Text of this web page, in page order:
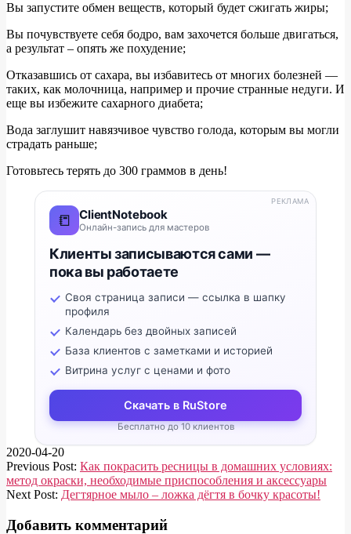
Вы запустите обмен веществ, который будет сжигать жиры;
Вы почувствуете себя бодро, вам захочется больше двигаться,
а результат – опять же похудение;
Отказавшись от сахара, вы избавитесь от многих болезней —
таких, как молочница, например и прочие странные недуги. И
еще вы избежите сахарного диабета;
Вода заглушит навязчивое чувство голода, которым вы могли
страдать раньше;
Готовьтесь терять до 300 граммов в день!
📒 ClientNotebook
Онлайн-запись для мастеров
Клиенты записываются сами —
пока вы работаете
Своя страница записи — ссылка в шапку
профиля
Календарь без двойных записей
База клиентов с заметками и историей
Витрина услуг с ценами и фото
Скачать в RuStore
Бесплатно до 10 клиентов
РЕКЛАМА
2020-04-20
Previous Post: Как покрасить ресницы в домашних условиях:
метод окраски, необходимые приспособления и аксессуары
Next Post: Дегтярное мыло – ложка дёгтя в бочку красоты!
Добавить комментарий